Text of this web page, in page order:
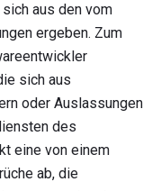
sich aus den vom
ergeben. Zum
sich aus
oder Auslassungen
des
eine von einem
ab, die